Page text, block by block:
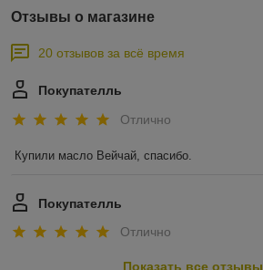
Отзывы о магазине
20 отзывов за всё время
Покупателль
Отлично
Купили масло Вейчай, спасибо.
Покупателль
Отлично
Показать все отзывы